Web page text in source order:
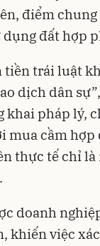
điểm
đất hợp
tiền trái luật
dịch dân
khai pháp lý,
mua cầm
thực tế chỉ
doanh
khiến việc